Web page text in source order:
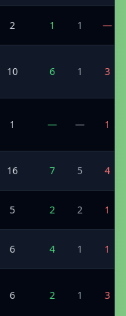
2 1 1 —
10 6 1 3
1 — — 1
16 7 5 4
5 2 2 1
6 4 1 1
6 2 1 3